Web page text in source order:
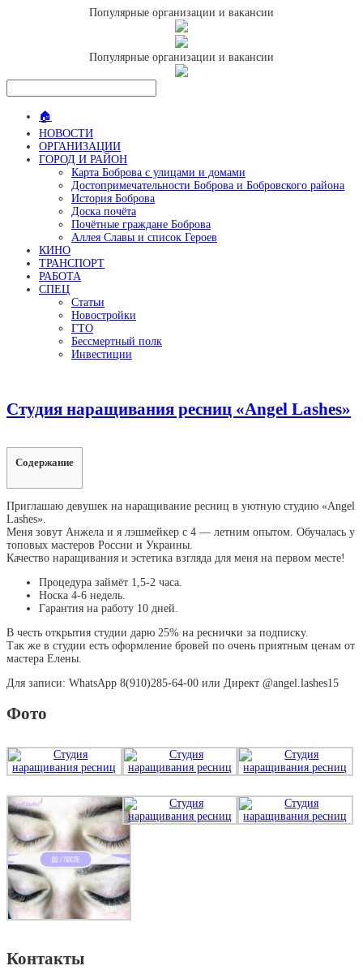
Популярные организации и вакансии
Популярные организации и вакансии
🏠
НОВОСТИ
ОРГАНИЗАЦИИ
ГОРОД И РАЙОН
Карта Боброва с улицами и домами
Достопримечательности Боброва и Бобровского района
История Боброва
Доска почёта
Почётные граждане Боброва
Аллея Славы и список Героев
КИНО
ТРАНСПОРТ
РАБОТА
СПЕЦ
Статьи
Новостройки
ГТО
Бессмертный полк
Инвестиции
Студия наращивания ресниц «Angel Lashes»
Содержание
Приглашаю девушек на наращивание ресниц в уютную студию «Angel
Lashes».
Меня зовут Анжела и я лэшмейкер с 4 — летним опытом. Обучалась у
топовых мастеров России и Украины.
Качество наращивания и эстетика взгляда для меня на первом месте!
Процедура займёт 1,5-2 часа.
Носка 4-6 недель.
Гарантия на работу 10 дней.
В честь открытия студии дарю 25% на реснички за подписку.
Так же в студии есть оформление бровей по очень приятным ценам от
мастера Елены.
Для записи: WhatsApp 8(910)285-64-00 или Директ @angel.lashes15
Фото
Контакты